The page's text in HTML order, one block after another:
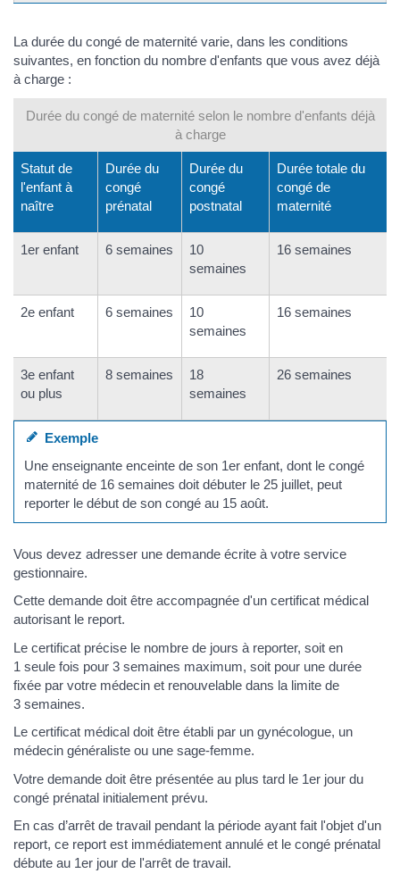
La durée du congé de maternité varie, dans les conditions
suivantes, en fonction du nombre d'enfants que vous avez déjà
à charge :
Durée du congé de maternité selon le nombre d'enfants déjà
à charge
Statut de
l'enfant à
naître
Durée du
congé
prénatal
Durée du
congé
postnatal
Durée totale du
congé de
maternité
1er enfant 6 semaines
10
semaines
16 semaines
2e enfant 6 semaines
10
semaines
16 semaines
3e enfant
ou plus
8 semaines
18
semaines
26 semaines
Exemple
Une enseignante enceinte de son 1er enfant, dont le congé
maternité de 16 semaines doit débuter le 25 juillet, peut
reporter le début de son congé au 15 août.
Vous devez adresser une demande écrite à votre service
gestionnaire.
Cette demande doit être accompagnée d'un certificat médical
autorisant le report.
Le certificat précise le nombre de jours à reporter, soit en
1 seule fois pour 3 semaines maximum, soit pour une durée
fixée par votre médecin et renouvelable dans la limite de
3 semaines.
Le certificat médical doit être établi par un gynécologue, un
médecin généraliste ou une sage-femme.
Votre demande doit être présentée au plus tard le 1er jour du
congé prénatal initialement prévu.
En cas d’arrêt de travail pendant la période ayant fait l'objet d'un
report, ce report est immédiatement annulé et le congé prénatal
débute au 1er jour de l'arrêt de travail.